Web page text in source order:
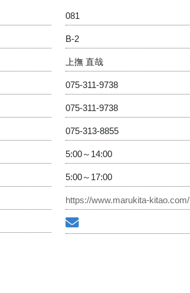
081
B-2
上撫 直哉
075-311-9738
075-311-9738
075-313-8855
5:00～14:00
5:00～17:00
https://www.marukita-kitao.com/